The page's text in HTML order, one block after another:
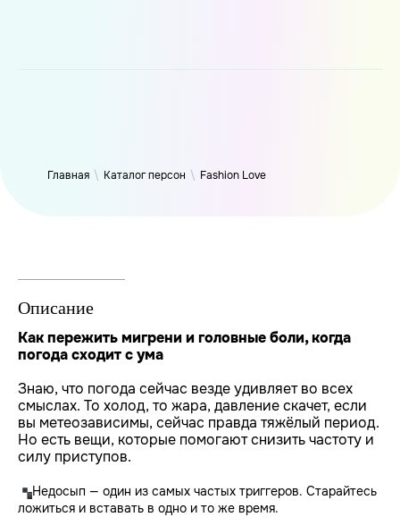
Главная \ Каталог персон \ Fashion Love
Описание
Как пережить мигрени и головные боли, когда
погода сходит с ума
Знаю, что погода сейчас везде удивляет во всех
смыслах. То холод, то жара, давление скачет, если
вы метеозависимы, сейчас правда тяжёлый период.
Но есть вещи, которые помогают снизить частоту и
силу приступов.
Недосып — один из самых частых триггеров. Старайтесь
ложиться и вставать в одно и то же время.